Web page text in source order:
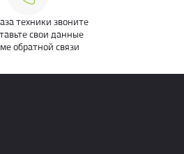
техники звоните
свои данные
обратной связи